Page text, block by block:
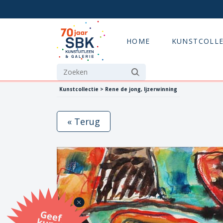
HOME
Kunstcollectie > Rene de jong, Ijzerwinning
G
eef
u
n
st
a
d
o
m
et
e SB
K
u
n
stb
o
n
« Terug